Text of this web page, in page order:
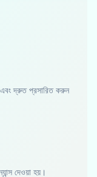
এবং দ্রুত প্রসারিত করুন
দেওয়া হয়।